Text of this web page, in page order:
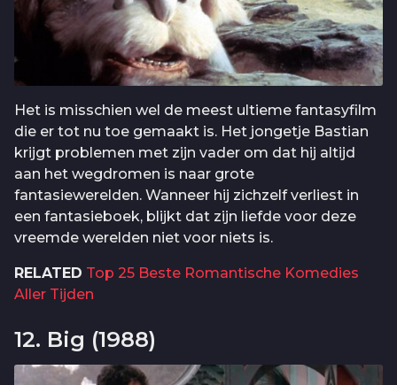
Het is misschien wel de meest ultieme fantasyfilm
die er tot nu toe gemaakt is. Het jongetje Bastian
krijgt problemen met zijn vader om dat hij altijd
aan het wegdromen is naar grote
fantasiewerelden. Wanneer hij zichzelf verliest in
een fantasieboek, blijkt dat zijn liefde voor deze
vreemde werelden niet voor niets is.
RELATED Top 25 Beste Romantische Komedies
Aller Tijden
12. Big (1988)